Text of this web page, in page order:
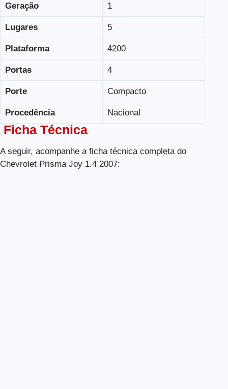
Geração 1
Lugares 5
Plataforma 4200
Portas 4
Porte Compacto
Procedência Nacional
Ficha Técnica
A seguir, acompanhe a ficha técnica completa do
Chevrolet Prisma Joy 1.4 2007: